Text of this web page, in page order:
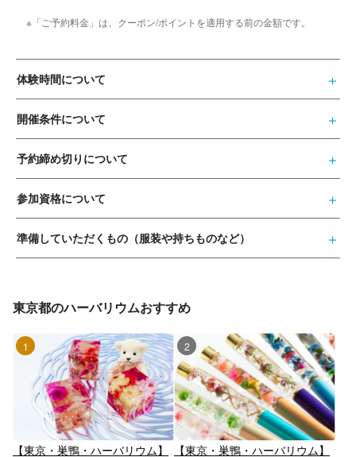
※「ご予約料金」は、クーポン/ポイントを適用する前の金額です。
体験時間について
開催条件について
予約締め切りについて
参加資格について
準備していただくもの（服装や持ちものなど）
東京都のハーバリウムおすすめ
1位
【東京・巣鴨・ハーバリウム】
2位
【東京・巣鴨・ハーバリウム】